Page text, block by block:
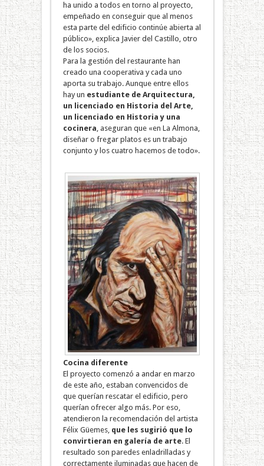
ha unido a todos en torno al proyecto,
empeñado en conseguir que al menos
esta parte del edificio continúe abierta al
público», explica Javier del Castillo, otro
de los socios.
Para la gestión del restaurante han
creado una cooperativa y cada uno
aporta su trabajo. Aunque entre ellos
hay un estudiante de Arquitectura,
un licenciado en Historia del Arte,
un licenciado en Historia y una
cocinera, aseguran que «en La Almona,
diseñar o fregar platos es un trabajo
conjunto y los cuatro hacemos de todo».
Cocina diferente
El proyecto comenzó a andar en marzo
de este año, estaban convencidos de
que querían rescatar el edificio, pero
querían ofrecer algo más. Por eso,
atendieron la recomendación del artista
Félix Güemes, que les sugirió que lo
convirtieran en galería de arte. El
resultado son paredes enladrilladas y
correctamente iluminadas que hacen de